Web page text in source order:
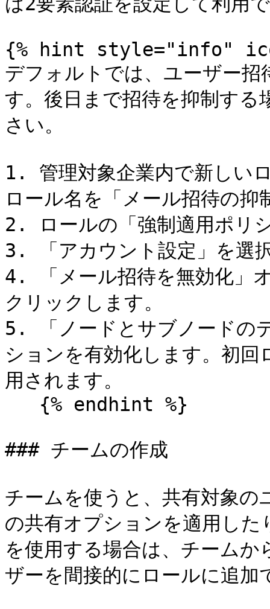
{% hint style="info"
デフォルトでは、ユーザー
す。後日まで招待を抑制する
さい。
1. 管理対象企業内で新しい
ロール名を「メール招待の抑
2. ロールの「強制適用ポリ
3. 「アカウント設定」を選
4. 「メール招待を無効化」
クリックします。
5. 「ノードとサブノードの
ションを有効化します。初
用されます。
### チームの作成
チームを使うと、共有対象
の共有オプションを適用し
を使用する場合は、チーム
ザーを間接的にロールに追加